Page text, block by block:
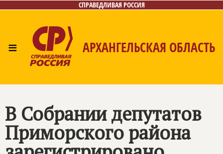
СПРАВЕДЛИВАЯ РОССИЯ
≡ АРХАНГЕЛЬСКАЯ ОБЛАСТЬ
В Собрании депутатов
Приморского района